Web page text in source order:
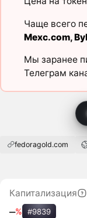
Чаще всего
Mexc.com,
Мы заранее
Телеграм
fedoragold.com
Капитализация
‒% #9839